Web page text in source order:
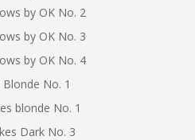
by OK No. 2
by OK No. 3
by OK No. 4
Blonde No. 1
blonde No. 1
Dark No. 3